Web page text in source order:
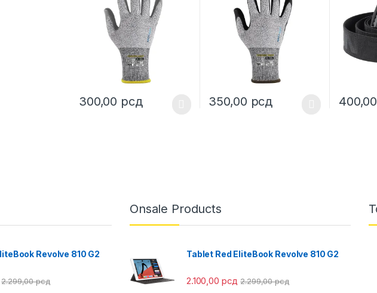
300,00 рсд
This product has multiple variants. The options may be chosen on the
350,00 рсд
This product has multiple variants. The
400,00
Revolve 810 G2
2.299,00рсд
Onsale Products
Tablet Red EliteBook Revolve 810 G2
2.100,00 рсд 2.299,00рсд